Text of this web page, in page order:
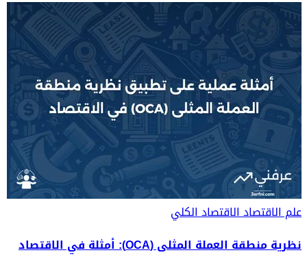
علم الاقتصادالاقتصاد الكلي
نظرية منطقة العملة المثلى (OCA): أمثلة في الاقتصاد